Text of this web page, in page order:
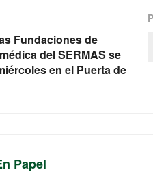
Fundaciones de
del SERMAS se
en el Puerta de
Papel